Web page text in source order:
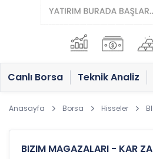
Canlı Borsa Teknik Analiz
Anasayfa Borsa Hisseler
BIZIM MAGAZALARI - KAR